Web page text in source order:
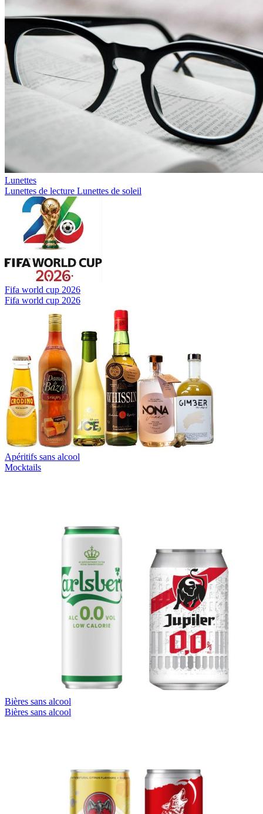
Lunettes
Lunettes de lecture Lunettes de soleil
Fifa world cup 2026
Fifa world cup 2026
Apéritifs sans alcool
Mocktails
Bières sans alcool
Bières sans alcool